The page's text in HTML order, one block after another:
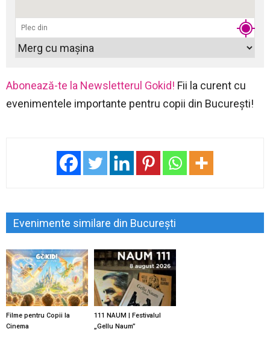
Abonează-te la Newsletterul Gokid! Fii la curent cu
evenimentele importante pentru copii din București!
Evenimente similare din București
Filme pentru Copii la
Cinema
111 NAUM | Festivalul
„Gellu Naum”